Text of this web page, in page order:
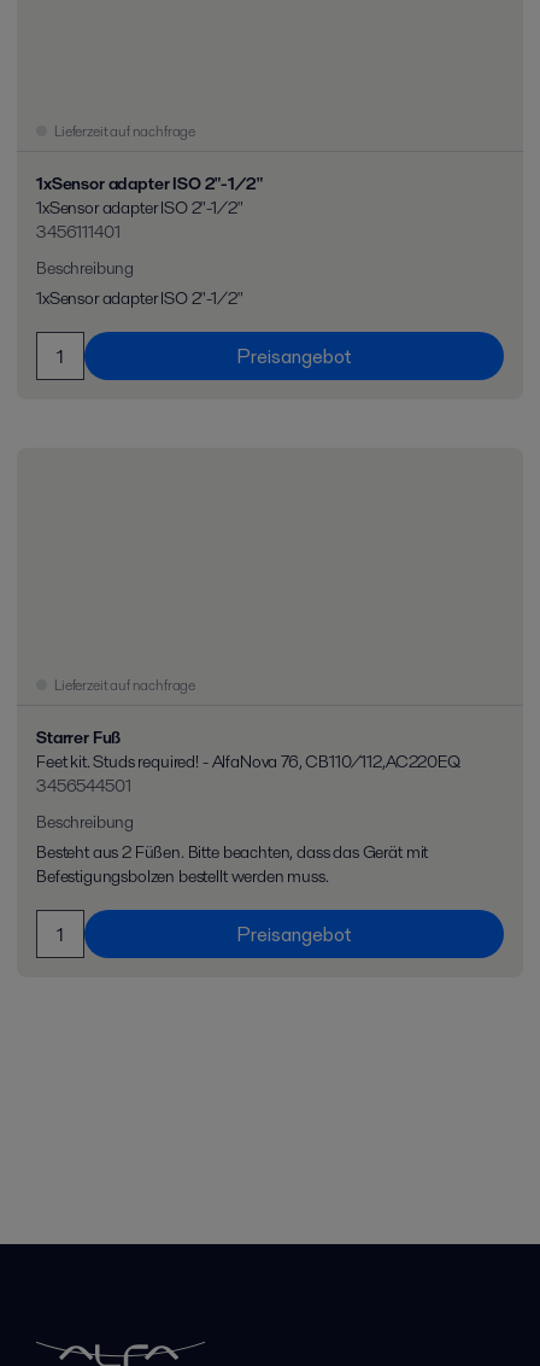
Lieferzeit auf nachfrage
1xSensor adapter ISO 2"-1/2"
1xSensor adapter ISO 2"-1/2"
3456111401
Beschreibung
1xSensor adapter ISO 2"-1/2"
Preisangebot
Lieferzeit auf nachfrage
Starrer Fuß
Feet kit. Studs required! - AlfaNova 76, CB110/112,AC220EQ
3456544501
Beschreibung
Besteht aus 2 Füßen. Bitte beachten, dass das Gerät mit
Befestigungsbolzen bestellt werden muss.
Preisangebot